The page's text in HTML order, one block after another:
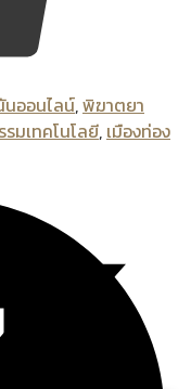
ออนไลน์,พิฆาตยา
มเทคโนโลยี, เมืองท่อง